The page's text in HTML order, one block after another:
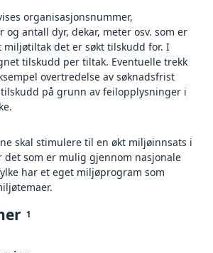
organisasjonsnummer,
og antall dyr, dekar, meter osv. som er
det er søkt tilskudd for. I
tilskudd per tiltak. Eventuelle trekk
overtredelse av søknadsfrist
på grunn av feilopplysninger i
skal stimulere til en økt miljøinnsats i
det som er mulig gjennom nasjonale
har et eget miljøprogram som
1